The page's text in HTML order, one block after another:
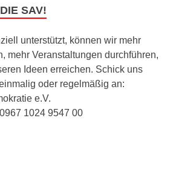
SAV!
unterstützt, können wir mehr
mehr Veranstaltungen durchführen,
Ideen erreichen. Schick uns
oder regelmäßig an:
e.V.
1024 9547 00